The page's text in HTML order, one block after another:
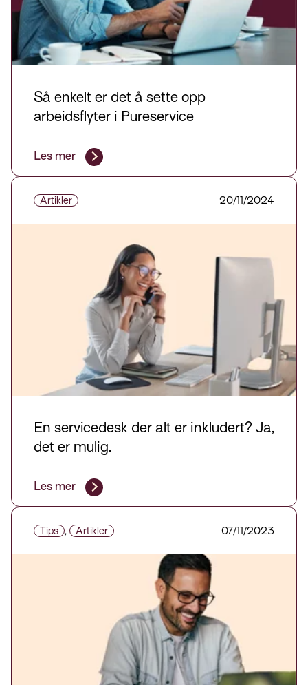
Så enkelt er det å sette opp
arbeidsflyter i Pureservice
Les mer
Artikler 20/11/2024
En servicedesk der alt er inkludert? Ja,
det er mulig.
Les mer
Tips , Artikler 07/11/2023